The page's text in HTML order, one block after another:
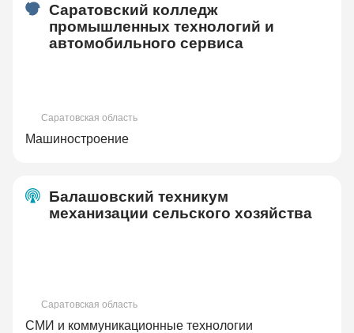
Саратовский колледж
промышленных технологий и
автомобильного сервиса
Саратовская область
Машиностроение
Балашовский техникум
механизации сельского хозяйства
Саратовская область
СМИ и коммуникационные технологии